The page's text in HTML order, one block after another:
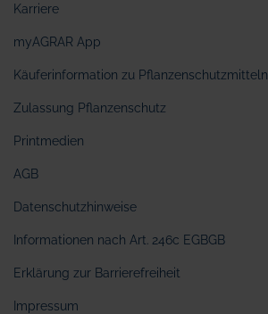
Karriere
myAGRAR App
Käuferinformation zu Pflanzenschutzmitteln
Zulassung Pflanzenschutz
Printmedien
AGB
Datenschutzhinweise
Informationen nach Art. 246c EGBGB
Erklärung zur Barrierefreiheit
Impressum